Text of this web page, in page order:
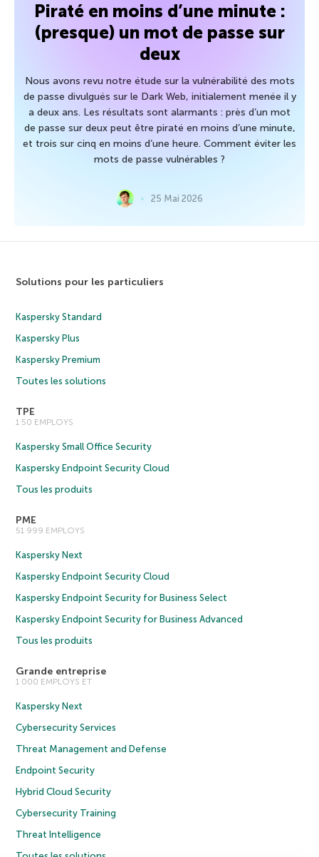
Piraté en moins d’une minute :
(presque) un mot de passe sur
deux
Nous avons revu notre étude sur la vulnérabilité des mots
de passe divulgués sur le Dark Web, initialement menée il y
a deux ans. Les résultats sont alarmants : près d’un mot
de passe sur deux peut être piraté en moins d’une minute,
et trois sur cinq en moins d’une heure. Comment éviter les
mots de passe vulnérables ?
25 Mai 2026
Solutions pour les particuliers
Kaspersky Standard
Kaspersky Plus
Kaspersky Premium
Toutes les solutions
TPE
1 50 EMPLOYS
Kaspersky Small Office Security
Kaspersky Endpoint Security Cloud
Tous les produits
PME
51 999 EMPLOYS
Kaspersky Next
Kaspersky Endpoint Security Cloud
Kaspersky Endpoint Security for Business Select
Kaspersky Endpoint Security for Business Advanced
Tous les produits
Grande entreprise
1 000 EMPLOYS ET
Kaspersky Next
Cybersecurity Services
Threat Management and Defense
Endpoint Security
Hybrid Cloud Security
Cybersecurity Training
Threat Intelligence